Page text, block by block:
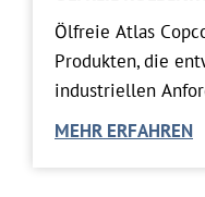
Ölfreie Atlas
Produkten, die
industriellen
MEHR ERFAHREN